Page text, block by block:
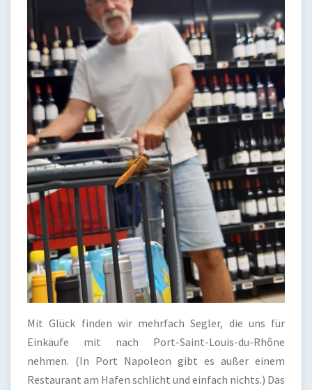
Mit Glück finden wir mehrfach Segler, die uns für
Einkäufe mit nach Port-Saint-Louis-du-Rhône
nehmen. (In Port Napoleon gibt es außer einem
Restaurant am Hafen schlicht und einfach nichts.) Das